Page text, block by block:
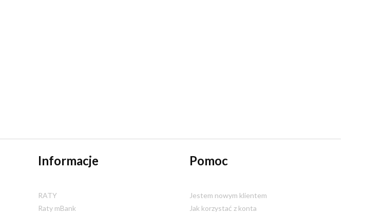
Informacje
RATY
Raty mBank
Pomoc
Jestem nowym klientem
Jak korzystać z konta